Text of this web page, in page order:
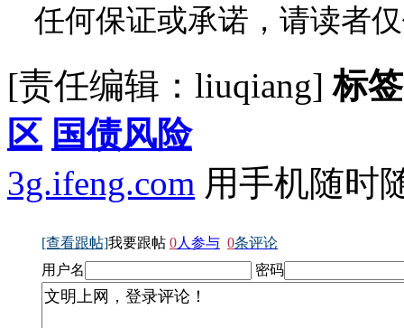
任何保证或承诺，请读者
[责任编辑：liuqiang]标
区 国债风险
3g.ifeng.com 用手机随时
[查看跟帖]我要跟帖 0人参与 0条评论
用户名
密码